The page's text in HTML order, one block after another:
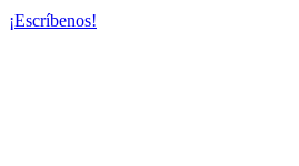
¡Escríbenos!